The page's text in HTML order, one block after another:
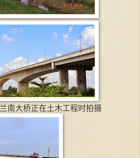
南大桥正在土木工程时拍摄